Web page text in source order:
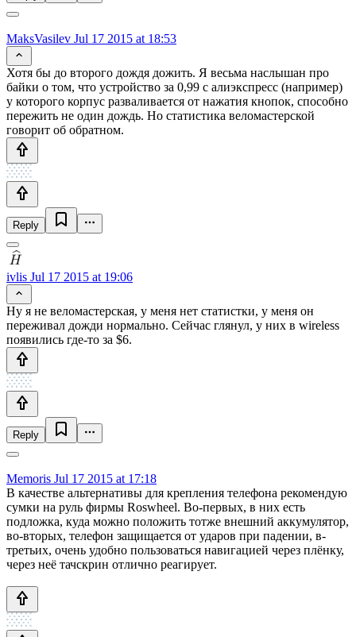
MaksVasilev Jul 17 2015 at 18:53
Хотя бы до второго дождя дожить. Я весьма наслышан про
байки о том, что устройство за 0,99 с алиэкспресс (например)
у которого корпус разваливается от нажатия кнопок, способно
пережить не один дождь. Но статистика веломастерской
говорит об обратном.
Reply
ivlis Jul 17 2015 at 19:06
Ну я не веломастерская, у меня нет статистки, у меня он
переживал дожди нормально. Сейчас глянул, у них в wireless
появились где-то за $6.
Reply
Memoris Jul 17 2015 at 17:18
В качестве альтернативы для крепления телефона рекомендую
сумки на руль фирмы Roswheel. Во-первых, в них есть
подложка, куда можно положить тотже внешний аккумулятор,
во-вторых, телефон защищается от ударов при падении, в-
третьих, очень удобно пользоваться навигацией через плёнку,
через неё тачскрин отлично реагирует.